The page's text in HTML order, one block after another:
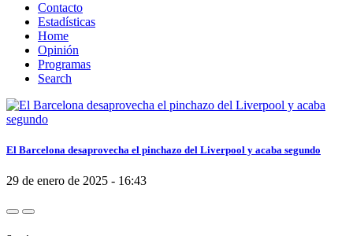
Contacto
Estadísticas
Home
Opinión
Programas
Search
El Barcelona desaprovecha el pinchazo del Liverpool y acaba segundo
29 de enero de 2025 - 16:43